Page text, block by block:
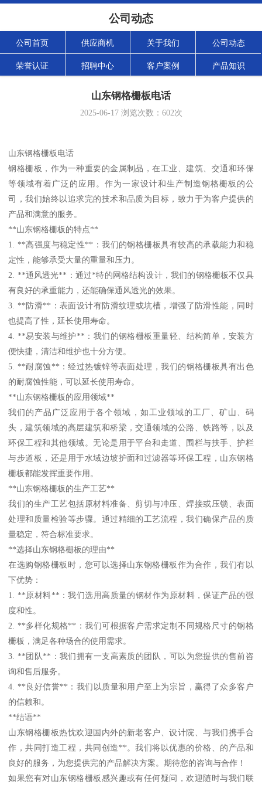
公司动态
公司首页 供应商机 关于我们 公司动态
荣誉认证 招聘中心 客户案例 产品知识
山东钢格栅板电话
2025-06-17浏览次数： 602次
山东钢格栅板电话
钢格栅板，作为一种重要的金属制品，在工业、建筑、交通和环保
等领域有着广泛的应用。作为一家设计和生产制造钢格栅板的公
司，我们始终以追求完的技术和品质为目标，致力于为客户提供的
产品和满意的服务。
**山东钢格栅板的特点**
1. **高强度与稳定性**：我们的钢格栅板具有较高的承载能力和稳
定性，能够承受大量的重量和压力。
2. **通风透光**：通过*特的网格结构设计，我们的钢格栅板不仅具
有良好的承重能力，还能确保通风透光的效果。
3. **防滑**：表面设计有防滑纹理或坑槽，增强了防滑性能，同时
也提高了性，延长使用寿命。
4. **易安装与维护**：我们的钢格栅板重量轻、结构简单，安装方
便快捷，清洁和维护也十分方便。
5. **耐腐蚀**：经过热镀锌等表面处理，我们的钢格栅板具有出色
的耐腐蚀性能，可以延长使用寿命。
**山东钢格栅板的应用领域**
我们的产品广泛应用于各个领域，如工业领域的工厂、矿山、码
头，建筑领域的高层建筑和桥梁，交通领域的公路、铁路等，以及
环保工程和其他领域。无论是用于平台和走道、围栏与扶手、护栏
与步道板，还是用于水域边坡护面和过滤器等环保工程，山东钢格
栅板都能发挥重要作用。
**山东钢格栅板的生产工艺**
我们的生产工艺包括原材料准备、剪切与冲压、焊接或压锁、表面
处理和质量检验等步骤。通过精细的工艺流程，我们确保产品的质
量稳定，符合标准要求。
**选择山东钢格栅板的理由**
在选购钢格栅板时，您可以选择山东钢格栅板作为合作，我们有以
下优势：
1. **原材料**：我们选用高质量的钢材作为原材料，保证产品的强
度和性。
2. **多样化规格**：我们可根据客户需求定制不同规格尺寸的钢格
栅板，满足各种场合的使用需求。
3. **团队**：我们拥有一支高素质的团队，可以为您提供的售前咨
询和售后服务。
4. **良好信誉**：我们以质量和用户至上为宗旨，赢得了众多客户
的信赖和。
**结语**
山东钢格栅板热忱欢迎国内外的新老客户、设计院、与我们携手合
作，共同打造工程，共同创造**。我们将以优惠的价格、的产品和
良好的服务，为您提供完的产品解决方案。期待您的咨询与合作！
如果您有对山东钢格栅板感兴趣或有任何疑问，欢迎随时与我们联